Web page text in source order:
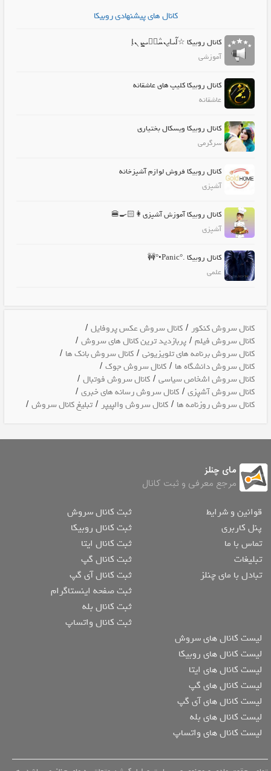
کانال های پیشنهادی روبیکا
کانال روبیکا ☆ߊ߬ܝ‌ߊ‌یܢܚ݅ܭَܝ‌ܨ ܢ̣ߊ
آموزشی
کانال روبیکا کلیپ های عاشقانه
عاشقانه
کانال روبیکا ویسکال بختیاری
سرگرمی
کانال روبیکا فروش لوازم آشپزخانه
آشپزی
کانال روبیکا آموزش آشپزی👩🏻‍🍳🍔
آشپزی
کانال روبیکا .°Panic•°🚧
علمی
کانال سروش کنکور /کانال سروش عکس پروفایل /
کانال سروش فیلم /پربازدید ترین کانال های سروش /
کانال سروش برنامه های تلویزیونی /کانال سروش بانک ها /
کانال سروش دانشگاه ها /کانال سروش جوک /
کانال سروش اشخاص سیاسی /کانال سروش فوتبال /
کانال سروش آشپزی /کانال سروش رسانه های خبری /
کانال سروش روزنامه ها /کانال سروش والپیپر /تبلیغ کانال سروش /
مای چنلز
مرجع معرفی و ثبت کانال
قوانین و شرایط
پنل کاربری
تماس با ما
تبلیغات
تبادل با مای چنلز
ثبت کانال سروش
ثبت کانال روبیکا
ثبت کانال ایتا
ثبت کانال گپ
ثبت کانال آی گپ
ثبت صفحه اینستاگرام
ثبت کانال بله
ثبت کانال واتساپ
لیست کانال های سروش
لیست کانال های روبیکا
لیست کانال های ایتا
لیست کانال های گپ
لیست کانال های آی گپ
لیست کانال های بله
لیست کانال های واتساپ